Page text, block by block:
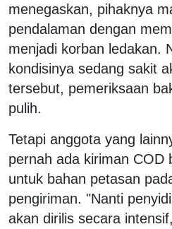
menegaskan, pihaknya
pendalaman dengan
menjadi korban ledakan.
kondisinya sedang sakit
tersebut, pemeriksaan
pulih.
Tetapi anggota yang
pernah ada kiriman COD
untuk bahan petasan
pengiriman. "Nanti
akan dirilis secara